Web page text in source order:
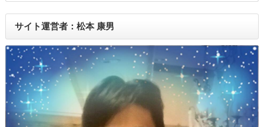
サイト運営者：松本 康男